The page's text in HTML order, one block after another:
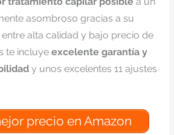
asombroso gracias a su
alta calidad y bajo precio de
te incluye excelente garantía y
y unos excelentes 11 ajustes
precio en Amazon